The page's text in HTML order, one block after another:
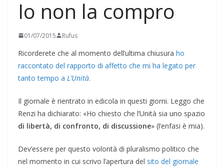
Io non la compro
01/07/2015 Rufus
Ricorderete che al momento dell’ultima chiusura ho
raccontato del rapporto di affetto che mi ha legato per
tanto tempo a L’Unità.
Il giornale è rientrato in edicola in questi giorni. Leggo che
Renzi ha dichiarato: «Ho chiesto che l’Unità sia uno spazio
di libertà, di confronto, di discussione» (l’enfasi è mia).
Dev’essere per questo volontà di pluralismo politico che
nel momento in cui scrivo l’apertura del sito del giornale